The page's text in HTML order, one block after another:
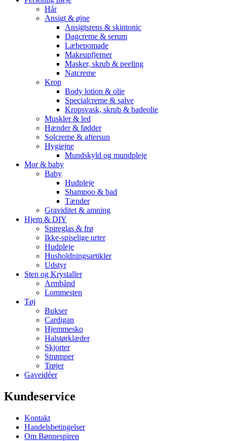
Hår
Ansigt & øjne
Ansigtsrens & skintonic
Dagcreme & serum
Læbepomade
Makeupfjerner
Masker, skrub & peeling
Natcreme
Krop
Body lotion & olie
Specialcreme & salve
Kropsvask, skrub & badeolie
Muskler & led
Hænder & fødder
Solcreme & aftersun
Hygiejne
Mundskyld og mundpleje
Mor & baby
Baby
Hudpleje
Shampoo & bad
Tænder
Graviditet & amning
Hjem & DIY
Spireglas & frø
Ikke-spiselige urter
Hudpleje
Husholdningsartikler
Udstyr
Sten og Krystaller
Armbånd
Lommesten
Tøj
Bukser
Cardigan
Hjemmesko
Halstørklæder
Skjorter
Strømper
Trøjer
Gaveidéer
Kundeservice
Kontakt
Handelsbetingelser
Om Bønnespiren